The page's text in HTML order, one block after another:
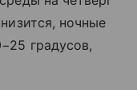
ночные
градусов,